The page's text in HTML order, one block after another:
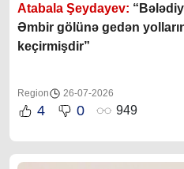
Atabala Şeydayev:
Əmbir gölünə gedən
keçirmişdir”
Region 26-07-2026
4 0 949